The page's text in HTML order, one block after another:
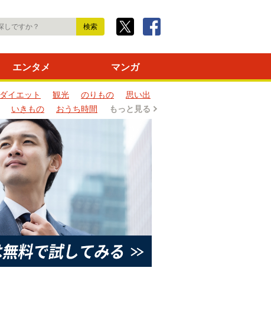
エンタメ マンガ
ダイエット 観光 のりもの
思い出
いきもの おうち時間 もっと見る